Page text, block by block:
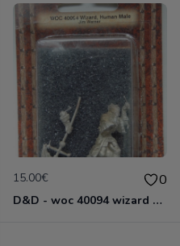
15.00€ 0
D&D - woc 40094 wizard human male Miniature - Donjons Dragons